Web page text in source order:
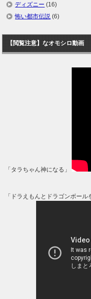
ディズニー (16)
怖い都市伝説 (6)
【閲覧注意】なオモシロ動画
「タラちゃん神になる」
「ドラえもんとドラゴンボール